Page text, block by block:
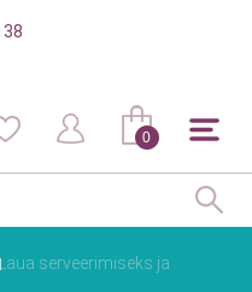
0
Laua serveerimiseks ja